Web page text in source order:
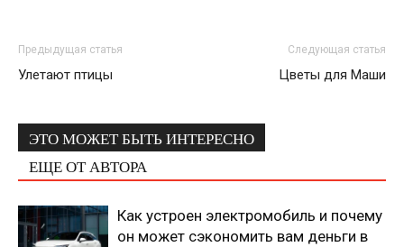
Предыдущая статья
Улетают птицы
Следующая статья
Цветы для Маши
ЭТО МОЖЕТ БЫТЬ ИНТЕРЕСНО
ЕЩЕ ОТ АВТОРА
Как устроен электромобиль и почему
он может сэкономить вам деньги в